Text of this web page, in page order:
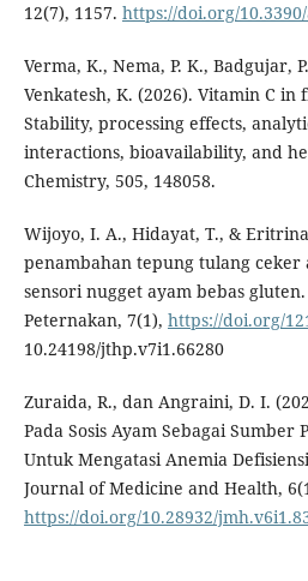
12(7), 1157. https://doi.org/
Verma, K., Nema, P. K., Badgujar,
Venkatesh, K. (2026). Vitamin C in
Stability, processing effects,
interactions, bioavailability, and
Chemistry, 505, 148058.
Wijoyo, I. A., Hidayat, T., &
penambahan tepung tulang
sensori nugget ayam bebas
Peternakan, 7(1), https://doi.org/
10.24198/jthp.v7i1.66280
Zuraida, R., dan Angraini, D. I.
Pada Sosis Ayam Sebagai Sumber
Untuk Mengatasi Anemia
Journal of Medicine and Health,
https://doi.org/10.28932/